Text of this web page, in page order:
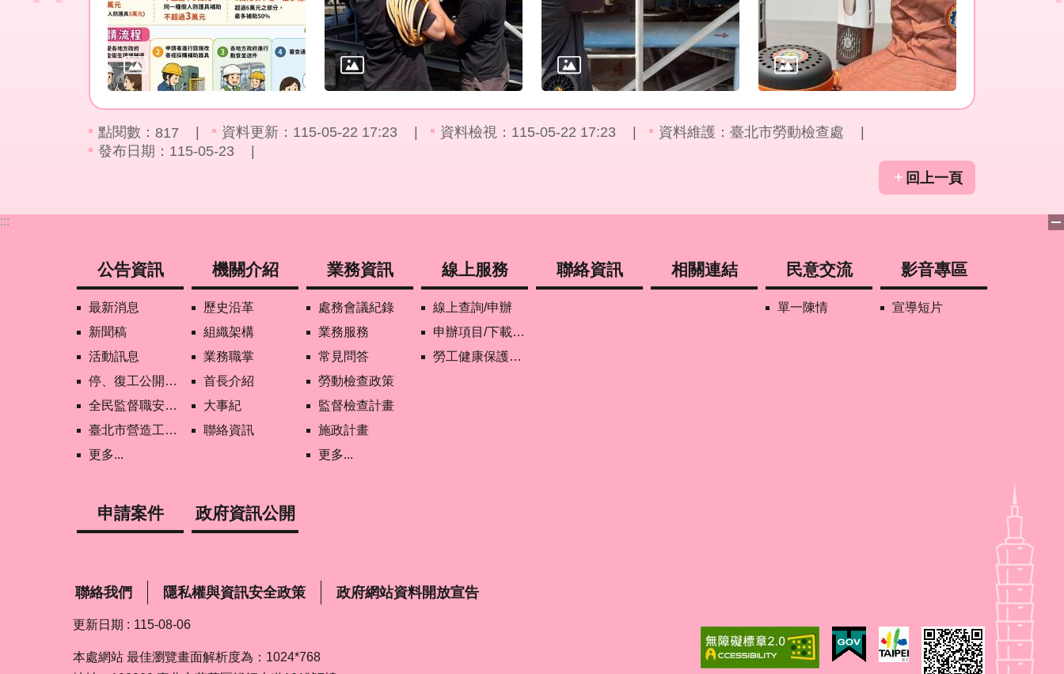
點閱數： 817 資料更新：115-05-22 17:23 資料檢視：115-05-22 17:23
資料維護：臺北市勞動檢查處
發布日期：115-05-23
回上一頁
:::
公告資訊
最新消息
新聞稿
活動訊息
停、復工公開資訊查詢
全民監督職安地圖
臺北市營造工地自主管理稽核施行專區及聯盟定期會議相關資料
更多...
機關介紹
歷史沿革
組織架構
業務職掌
首長介紹
大事紀
聯絡資訊
業務資訊
處務會議紀錄
業務服務
常見問答
勞動檢查政策
監督檢查計畫
施政計畫
更多...
線上服務
線上查詢/申辦
申辦項目/下載表格
勞工健康保護管理報備資訊網
聯絡資訊 相關連結 民意交流
單一陳情
影音專區
宣導短片
申請案件 政府資訊公開
聯絡我們 隱私權與資訊安全政策 政府網站資料開放宣告
更新日期 115-08-06
本處網站 最佳瀏覽畫面解析度為：1024*768